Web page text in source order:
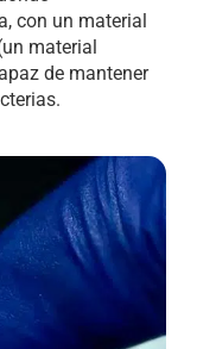
con un material
material
de mantener